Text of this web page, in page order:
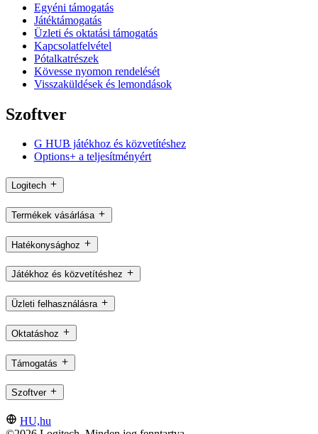
Egyéni támogatás
Játéktámogatás
Üzleti és oktatási támogatás
Kapcsolatfelvétel
Pótalkatrészek
Kövesse nyomon rendelését
Visszaküldések és lemondások
Szoftver
G HUB játékhoz és közvetítéshez
Options+ a teljesítményért
Logitech
Termékek vásárlása
Hatékonysághoz
Játékhoz és közvetítéshez
Üzleti felhasználásra
Oktatáshoz
Támogatás
Szoftver
HU,hu